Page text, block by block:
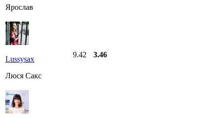
Ярослав
Lussysax
Люся Сакс
9.42 3.46